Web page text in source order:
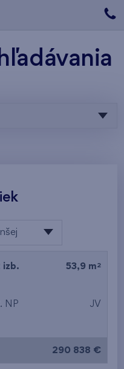
výmery
izb. 53,9 m 2
NP JV
290 838 €